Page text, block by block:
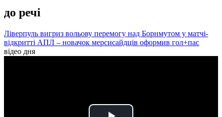
до речі
Ліверпуль вигриз вольову перемогу над Борнмутом у матчі-
відкритті АПЛ – новачок мерсисайдців оформив гол+пас
відео дня